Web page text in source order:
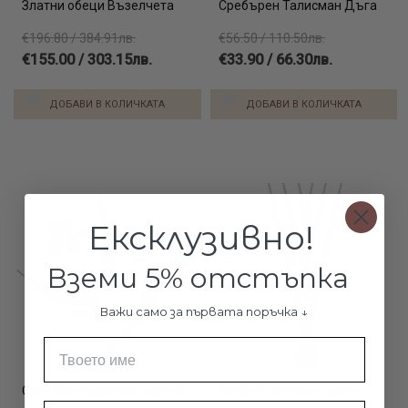
Златни обеци Възелчета
€196.80 / 384.91лв.
€155.00 / 303.15лв.
ДОБАВИ В КОЛИЧКАТА
Сребърен Талисман Дъга
€56.50 / 110.50лв.
€33.90 / 66.30лв.
ДОБАВИ В КОЛИЧКАТА
Сребърен комплект колие,
Ексклузивно!
Вземи 5% отстъпка
Важи само за първата поръчка ↓